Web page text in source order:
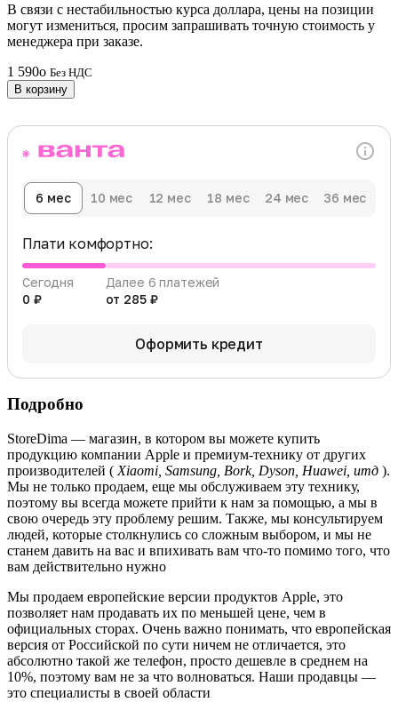
В связи с нестабильностью курса доллара, цены на позиции
могут измениться, просим запрашивать точную стоимость у
менеджера при заказе.
1 590o Без НДС
В корзину
6 мес 10 мес 12 мес 18 мес 24 мес 36 мес
Плати комфортно:
Сегодня
0 ₽
Далее 6 платежей
от 285 ₽
Оформить кредит
Подробно
StoreDima — магазин, в котором вы можете купить
продукцию компании Apple и премиум-технику от других
производителей ( Xiaomi, Samsung, Bork, Dyson, Huawei, итд ).
Мы не только продаем, еще мы обслуживаем эту технику,
поэтому вы всегда можете прийти к нам за помощью, а мы в
свою очередь эту проблему решим. Также, мы консультируем
людей, которые столкнулись со сложным выбором, и мы не
станем давить на вас и впихивать вам что-то помимо того, что
вам действительно нужно
Мы продаем европейские версии продуктов Apple, это
позволяет нам продавать их по меньшей цене, чем в
официальных сторах. Очень важно понимать, что европейская
версия от Российской по сути ничем не отличается, это
абсолютно такой же телефон, просто дешевле в среднем на
10%, поэтому вам не за что волноваться. Наши продавцы —
это специалисты в своей области